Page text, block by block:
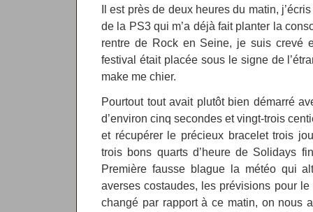
Il est près de deux heures du matin,
de la PS3 qui m’a déjà fait planter la
rentre de Rock en Seine, je suis crevé
festival était placée sous le signe de
make me chier.
Pourtout tout avait plutôt bien démarré
d’environ cinq secondes et vingt-trois
et récupérer le précieux bracelet trois
trois bons quarts d’heure de Solidays
Première fausse blague la météo qui
averses costaudes, les prévisions pour
changé par rapport à ce matin, on nous